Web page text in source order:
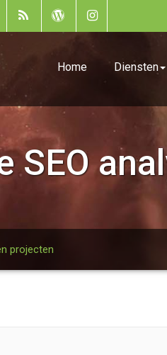
Home Diensten
SEO
projecten